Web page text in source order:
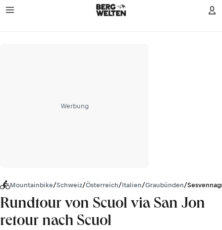
Werbung
Mountainbike/Schweiz/Österreich/Italien/Graubünden/
Rundtour von Scuol via San Jon
retour nach Scuol